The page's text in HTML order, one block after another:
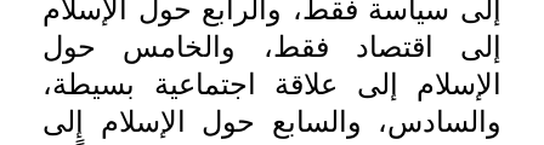
إلى سياسة فقط، والرابع حول الإسلام
إلى اقتصاد فقط، والخامس حول
الإسلام إلى علاقة اجتماعية بسيطة،
والسادس، والسابع حول الإسلام إلى